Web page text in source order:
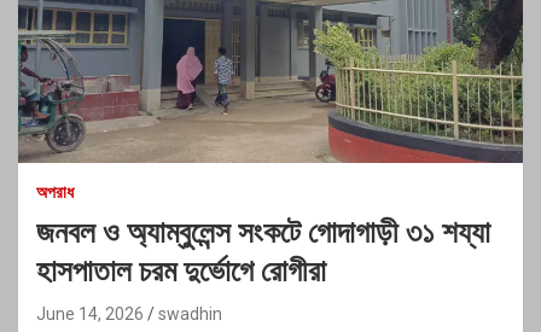
অপরাধ
জনবল ও অ্যাম্বুলেন্স সংকটে গোদাগাড়ী ৩১ শয্যা
হাসপাতাল চরম দুর্ভোগে রোগীরা
June 14, 2026 swadhin